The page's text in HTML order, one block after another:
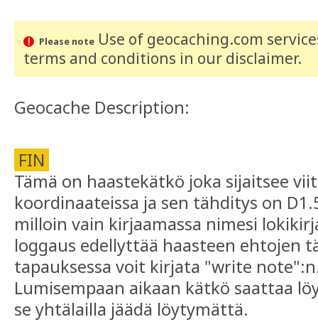
Please noteUse of geocaching.com
terms and conditions in our disclaimer.
Geocache Description:
FIN
Tämä on haastekätkö joka sijaitsee
koordinaateissa ja sen tähditys on
milloin vain kirjaamassa nimesi
loggaus edellyttää haasteen ehtojen
tapauksessa voit kirjata "write
Lumisempaan aikaan kätkö saattaa
se yhtälailla jäädä löytymättä.